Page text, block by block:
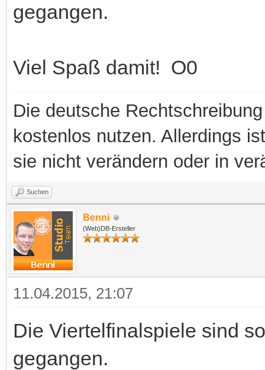
gegangen.
Viel Spaß damit! O0
Die deutsche
kostenlos nutzen. Allerdings
sie nicht verändern oder in
Suchen
Benni
(Web)DB-Ersteller
11.04.2015, 21:07
Die Viertelfinalspiele sind
gegangen.